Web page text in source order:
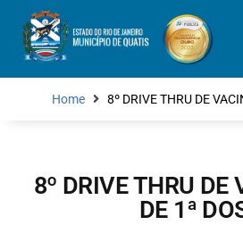
Home 8º DRIVE THRU DE
8º DRIVE THRU DE
DE 1ª